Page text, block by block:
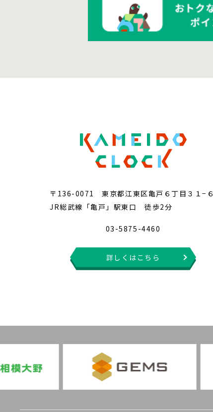
〒136-0071 東京都江東区亀戸６丁目３１−６
JR総武線「亀戸」駅東口 徒歩2分
03-5875-4460
詳しくはこちら